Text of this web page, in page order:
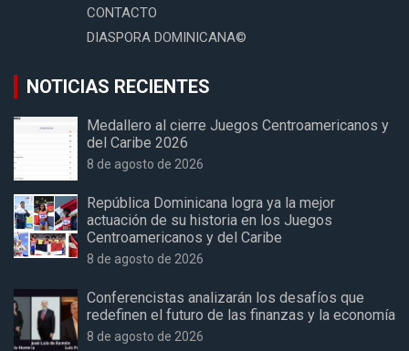
CONTACTO
DIASPORA DOMINICANA©
NOTICIAS RECIENTES
Medallero al cierre Juegos Centroamericanos y
del Caribe 2026
8 de agosto de 2026
República Dominicana logra ya la mejor
actuación de su historia en los Juegos
Centroamericanos y del Caribe
8 de agosto de 2026
Conferencistas analizarán los desafíos que
redefinen el futuro de las finanzas y la economía
8 de agosto de 2026